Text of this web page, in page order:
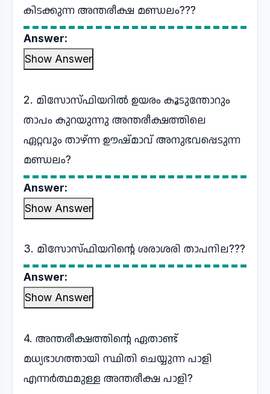
കിടക്കുന്ന അന്തരീക്ഷ മണ്ഡലം???
Answer:
Show Answer
2. മിസോസ്ഫിയറിൽ ഉയരം കൂടുന്തോറും
താപം കുറയുന്നു അന്തരീക്ഷത്തിലെ
ഏറ്റവും താഴ്ന്ന ഊഷ്മാവ് അനുഭവപ്പെടുന്ന
മണ്ഡലം?
Answer:
Show Answer
3. മിസോസ്ഫിയറിന്റെ ശരാശരി താപനില???
Answer:
Show Answer
4. അന്തരീക്ഷത്തിന്റെ ഏതാണ്ട്
മധ്യഭാഗത്തായി സ്ഥിതി ചെയ്യുന്ന പാളി
എന്നർത്ഥമുള്ള അന്തരീക്ഷ പാളി?